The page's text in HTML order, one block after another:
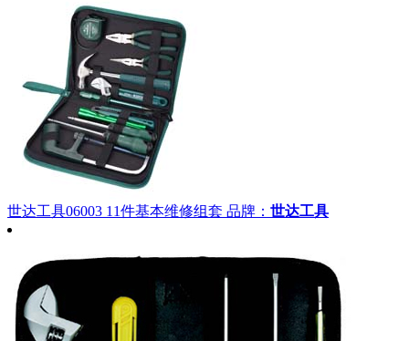
世达工具06003 11件基本维修组套 品牌： 世达工具